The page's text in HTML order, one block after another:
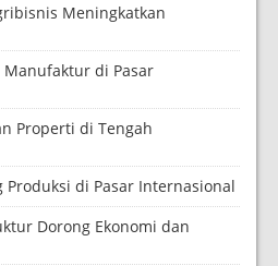
Meningkatkan
Manufaktur di Pasar
Properti di Tengah
Produksi di Pasar Internasional
Dorong Ekonomi dan